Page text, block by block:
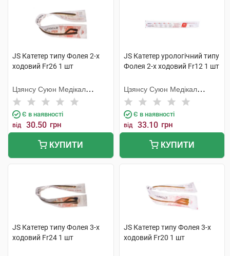
JS Катетер типу Фолея 2-х
ходовий Fr26 1 шт
Цзянсу Суюн Медікал
Метіріалс
Є в наявності
від 30.50 грн
КУПИТИ
JS Катетер урологічний типу
Фолея 2-х ходовий Fr12 1 шт
Цзянсу Суюн Медікал
Метіріалс
Є в наявності
від 33.10 грн
КУПИТИ
JS Катетер типу Фолея 3-х
ходовий Fr24 1 шт
JS Катетер типу Фолея 3-х
ходовий Fr20 1 шт